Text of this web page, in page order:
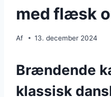
med flæsk
Af 13. december 2024
Brændende
klassisk